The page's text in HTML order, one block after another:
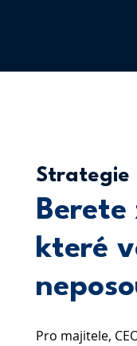
Strategie
Berete
které
Pro majitele,